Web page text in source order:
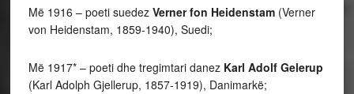
Më 1916 – poeti suedez Verner fon Heidenstam (Verner
von Heidenstam, 1859-1940), Suedi;
Më 1917* – poeti dhe tregimtari danez Karl Adolf Gelerup
(Karl Adolph Gjellerup, 1857-1919), Danimarkë;